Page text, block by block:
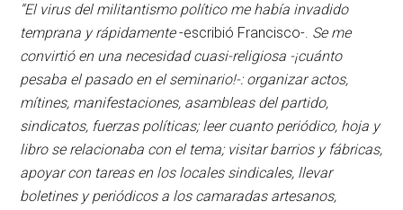
“El virus del militantismo político me había invadido
temprana y rápidamente-escribió Francisco-. Se me
convirtió en una necesidad cuasi-religiosa -¡cuánto
pesaba el pasado en el seminario!-: organizar actos,
mítines, manifestaciones, asambleas del partido,
sindicatos, fuerzas políticas; leer cuanto periódico, hoja y
libro se relacionaba con el tema; visitar barrios y fábricas,
apoyar con tareas en los locales sindicales, llevar
boletines y periódicos a los camaradas artesanos,